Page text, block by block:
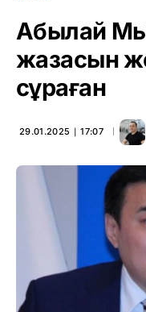
Абылай
жазасын
сұраған
29.01.2025 ∣ 17:07